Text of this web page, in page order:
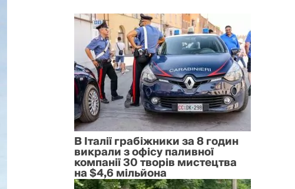
В Італії грабіжники за 8 годин
викрали з офісу паливної
компанії 30 творів мистецтва
на $4,6 мільйона